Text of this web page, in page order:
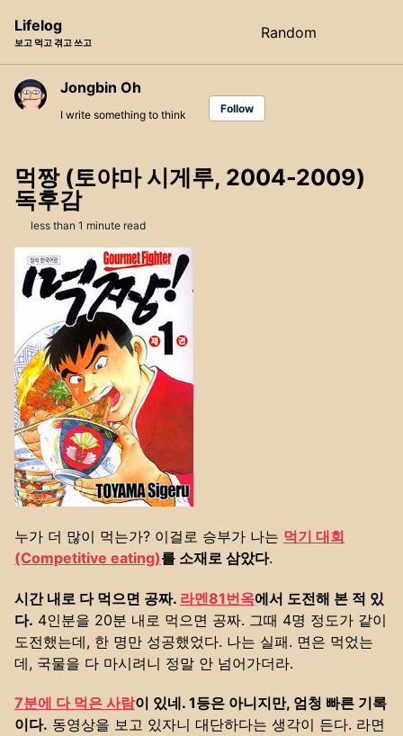
navigation
Lifelog
보고 먹고 겪고 쓰고
Random
Jongbin Oh
I write something to think Follow
먹짱 (토야마 시게루, 2004-2009)
독후감
less than 1 minute read
누가 더 많이 먹는가? 이걸로 승부가 나는 먹기 대회
(Competitive eating)를 소재로 삼았다.
시간 내로 다 먹으면 공짜. 라멘81번옥에서 도전해 본 적 있
다. 4인분을 20분 내로 먹으면 공짜. 그때 4명 정도가 같이
도전했는데, 한 명만 성공했었다. 나는 실패. 면은 먹었는
데, 국물을 다 마시려니 정말 안 넘어가더라.
7분에 다 먹은 사람이 있네. 1등은 아니지만, 엄청 빠른 기록
이다. 동영상을 보고 있자니 대단하다는 생각이 든다. 라면